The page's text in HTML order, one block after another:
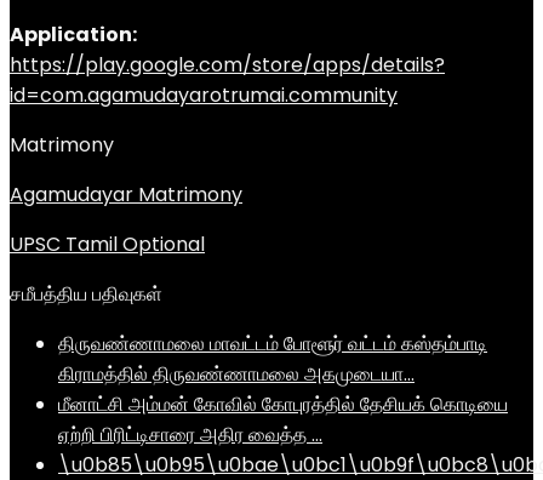
Application:
https://play.google.com/store/apps/details?
id=com.agamudayarotrumai.community
Matrimony
Agamudayar Matrimony
UPSC Tamil Optional
சமீபத்திய பதிவுகள்
திருவண்ணாமலை மாவட்டம் போளூர் வட்டம் கஸ்தம்பாடி
கிராமத்தில் திருவண்ணாமலை அகமுடையா…
மீனாட்சி அம்மன் கோவில் கோபுரத்தில் தேசியக் கொடியை
ஏற்றி பிரிட்டிசாரை அதிர வைத்த …